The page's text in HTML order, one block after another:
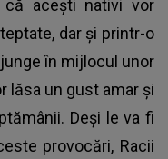
că acești nativi vor
dar și printr-o
în mijlocul unor
lăsa un gust amar și
Deși le va fi
provocări, Racii